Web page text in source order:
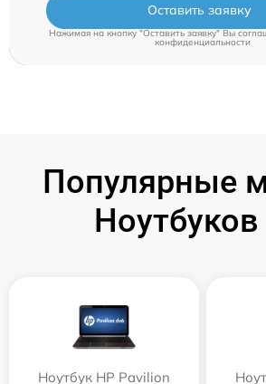
Оставить заявку
Нажимая на кнопку "Оставить заявку" Вы
конфиденциальности
Популярные
Ноутбуков
Ноутбук HP Pavilion